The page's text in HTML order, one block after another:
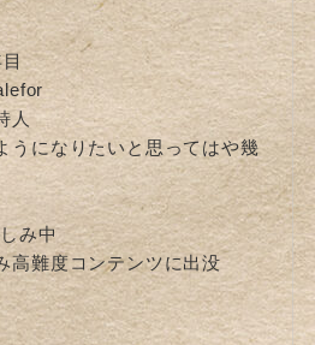
人
うになりたいと思ってはや幾
み中
高難度コンテンツに出没